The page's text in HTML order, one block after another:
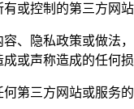
或控制的第三方网站
、隐私政策或做法
或声称造成的任何
第三方网站或服务的